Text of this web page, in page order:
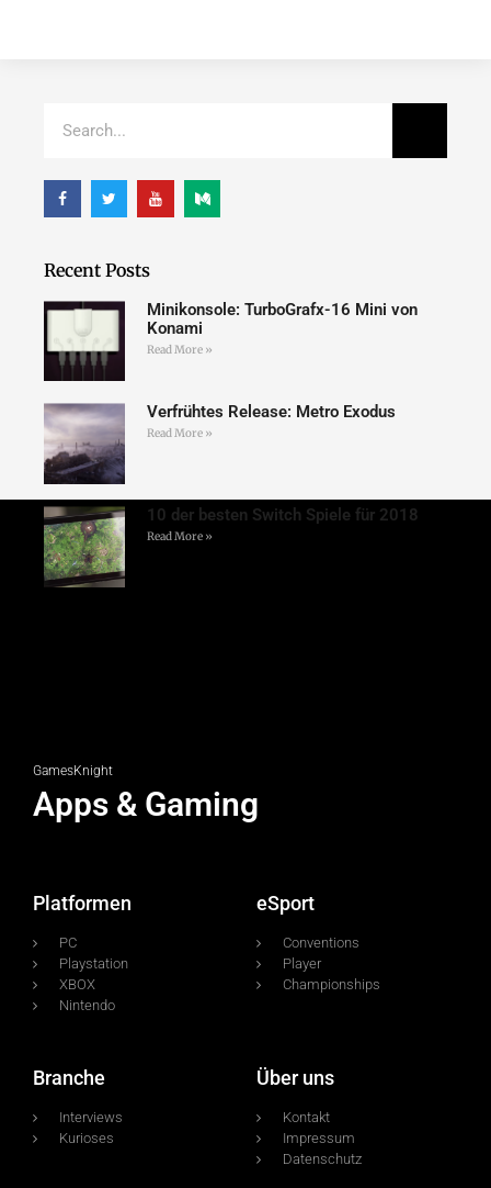
Recent Posts
Minikonsole: TurboGrafx-16 Mini von
Konami
Read More »
Verfrühtes Release: Metro Exodus
Read More »
10 der besten Switch Spiele für 2018
Read More »
GamesKnight
Apps & Gaming
Platformen
PC
Playstation
XBOX
Nintendo
eSport
Conventions
Player
Championships
Branche
Interviews
Kurioses
Über uns
Kontakt
Impressum
Datenschutz